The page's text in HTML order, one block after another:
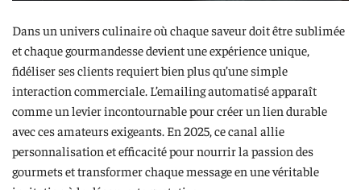
Dans un univers culinaire où chaque saveur doit être sublimée
et chaque gourmandesse devient une expérience unique,
fidéliser ses clients requiert bien plus qu’une simple
interaction commerciale. L’emailing automatisé apparaît
comme un levier incontournable pour créer un lien durable
avec ces amateurs exigeants. En 2025, ce canal allie
personnalisation et efficacité pour nourrir la passion des
gourmets et transformer chaque message en une véritable